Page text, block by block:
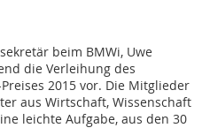
beim BMWi, Uwe
die Verleihung des
2015 vor. Die Mitglieder
aus Wirtschaft, Wissenschaft
leichte Aufgabe, aus den 30